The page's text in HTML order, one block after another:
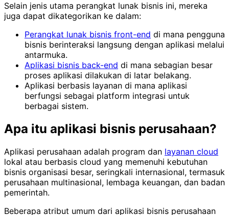
Selain jenis utama perangkat lunak bisnis ini, mereka
juga dapat dikategorikan ke dalam:
Perangkat lunak bisnis front-end di mana pengguna
bisnis berinteraksi langsung dengan aplikasi melalui
antarmuka.
Aplikasi bisnis back-end di mana sebagian besar
proses aplikasi dilakukan di latar belakang.
Aplikasi berbasis layanan di mana aplikasi
berfungsi sebagai platform integrasi untuk
berbagai sistem.
Apa itu aplikasi bisnis perusahaan?
Aplikasi perusahaan adalah program dan layanan cloud
lokal atau berbasis cloud yang memenuhi kebutuhan
bisnis organisasi besar, seringkali internasional, termasuk
perusahaan multinasional, lembaga keuangan, dan badan
pemerintah.
Beberapa atribut umum dari aplikasi bisnis perusahaan